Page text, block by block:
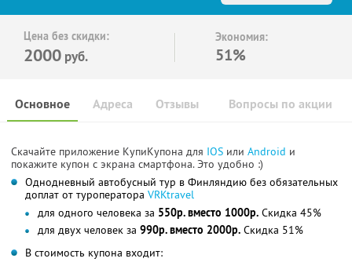
Цена без скидки:
2000 руб.
Экономия:
51%
Основное Отзывы Вопросы по акции
Адреса
Скачайте приложение КупиКупона для IOS или Android и
покажите купон с экрана смартфона. Это удобно :)
Однодневный автобусный тур в Финляндию без обязательных
доплат от туроператора VRKtravel
для одного человека за 550р. вместо 1000р. Скидка 45%
для двух человек за 990р. вместо 2000р. Скидка 51%
В стоимость купона входит: